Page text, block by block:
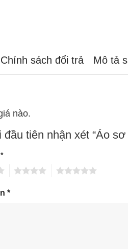
Chính sách đổi trả Mô tả
nào.
tiên nhận xét “Áo
*
*